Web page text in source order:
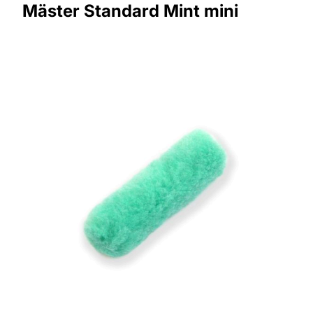
Mäster Standard Mint mini